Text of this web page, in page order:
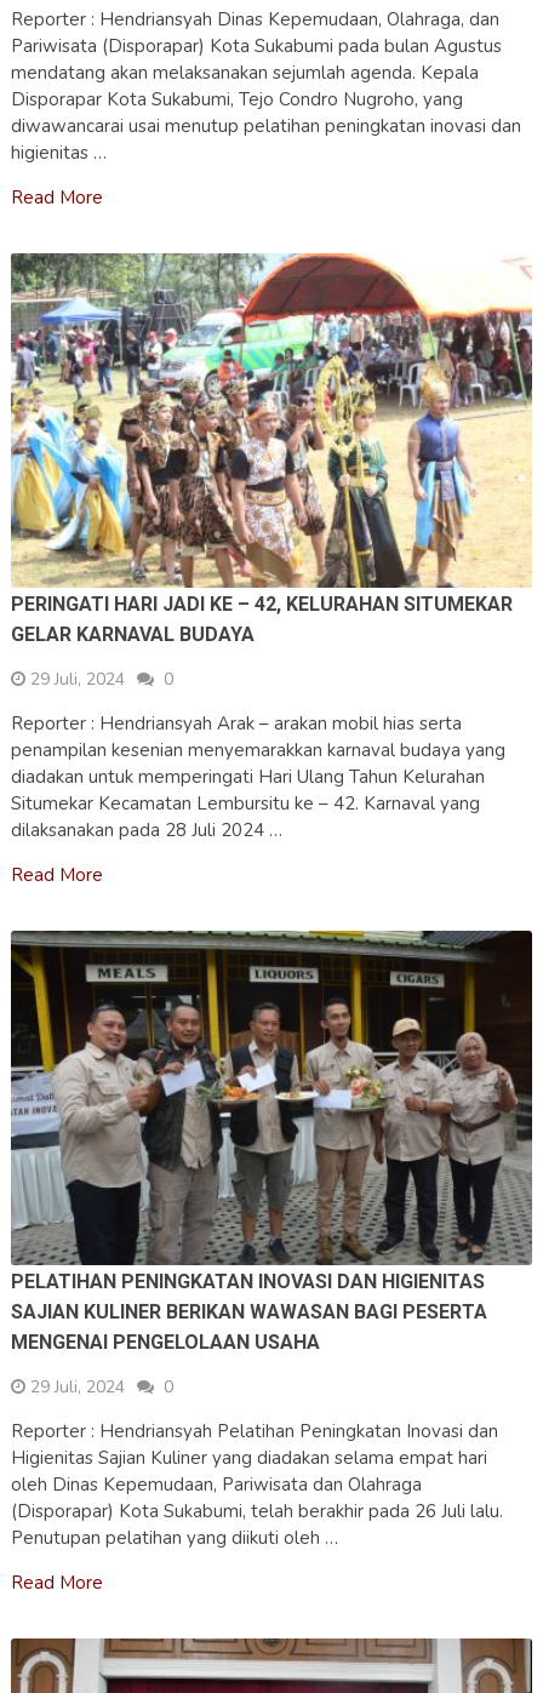
Reporter : Hendriansyah Dinas Kepemudaan, Olahraga, dan
Pariwisata (Disporapar) Kota Sukabumi pada bulan Agustus
mendatang akan melaksanakan sejumlah agenda. Kepala
Disporapar Kota Sukabumi, Tejo Condro Nugroho, yang
diwawancarai usai menutup pelatihan peningkatan inovasi dan
higienitas …
Read More
PERINGATI HARI JADI KE – 42, KELURAHAN SITUMEKAR
GELAR KARNAVAL BUDAYA
29 Juli, 2024
0
Reporter : Hendriansyah Arak – arakan mobil hias serta
penampilan kesenian menyemarakkan karnaval budaya yang
diadakan untuk memperingati Hari Ulang Tahun Kelurahan
Situmekar Kecamatan Lembursitu ke – 42. Karnaval yang
dilaksanakan pada 28 Juli 2024 …
Read More
PELATIHAN PENINGKATAN INOVASI DAN HIGIENITAS
SAJIAN KULINER BERIKAN WAWASAN BAGI PESERTA
MENGENAI PENGELOLAAN USAHA
29 Juli, 2024
0
Reporter : Hendriansyah Pelatihan Peningkatan Inovasi dan
Higienitas Sajian Kuliner yang diadakan selama empat hari
oleh Dinas Kepemudaan, Pariwisata dan Olahraga
(Disporapar) Kota Sukabumi, telah berakhir pada 26 Juli lalu.
Penutupan pelatihan yang diikuti oleh …
Read More